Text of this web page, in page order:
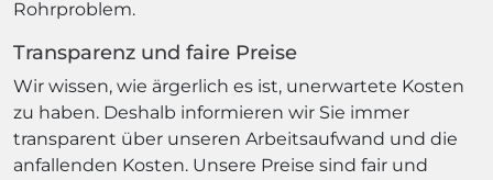
Rohrproblem.
Transparenz und faire Preise
Wir wissen, wie ärgerlich es ist, unerwartete Kosten
zu haben. Deshalb informieren wir Sie immer
transparent über unseren Arbeitsaufwand und die
anfallenden Kosten. Unsere Preise sind fair und